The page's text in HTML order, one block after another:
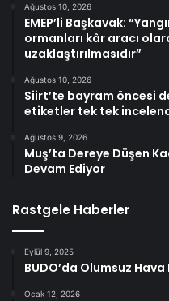
Ağustos 10, 2026
EMEP’li Başkavak:
ormanları kâr aracı
uzaklaştırılmasıdır”
Ağustos 10, 2026
Siirt’te bayram öncesi
etiketler tek tek
Ağustos 9, 2026
Muş’ta Dereye Düşen
Devam Ediyor
Rastgele Haberler
Eylül 9, 2025
BUDO’da Olumsuz
Ocak 12, 2026